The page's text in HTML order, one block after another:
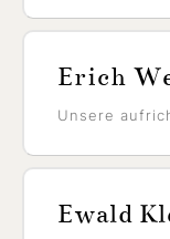
Erich
Unsere
Ewald